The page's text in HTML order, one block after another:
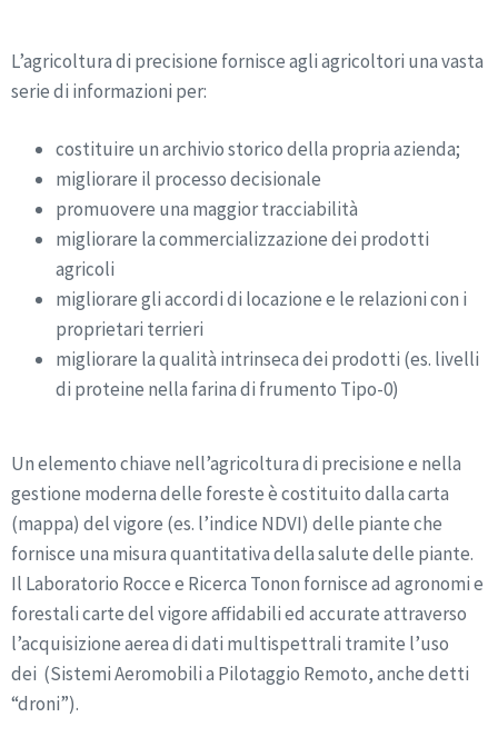
L’agricoltura di precisione fornisce agli agricoltori una vasta
serie di informazioni per:
costituire un archivio storico della propria azienda;
migliorare il processo decisionale
promuovere una maggior tracciabilità
migliorare la commercializzazione dei prodotti
agricoli
migliorare gli accordi di locazione e le relazioni con i
proprietari terrieri
migliorare la qualità intrinseca dei prodotti (es. livelli
di proteine nella farina di frumento Tipo-0)
Un elemento chiave nell’agricoltura di precisione e nella
gestione moderna delle foreste è costituito dalla carta
(mappa) del vigore (es. l’indice NDVI) delle piante che
fornisce una misura quantitativa della salute delle piante.
Il Laboratorio Rocce e Ricerca Tonon fornisce ad agronomi e
forestali carte del vigore affidabili ed accurate attraverso
l’acquisizione aerea di dati multispettrali tramite l’uso
dei (Sistemi Aeromobili a Pilotaggio Remoto, anche detti
“droni”).